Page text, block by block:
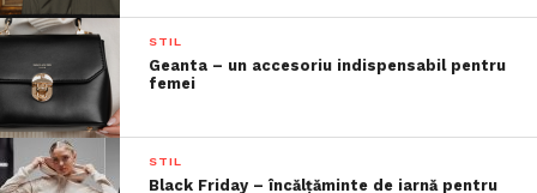
STIL
Geanta – un accesoriu indispensabil pentru
femei
STIL
Black Friday – încălțăminte de iarnă pentru